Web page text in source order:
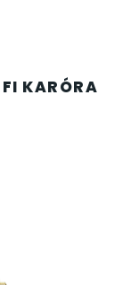
KARÓRA